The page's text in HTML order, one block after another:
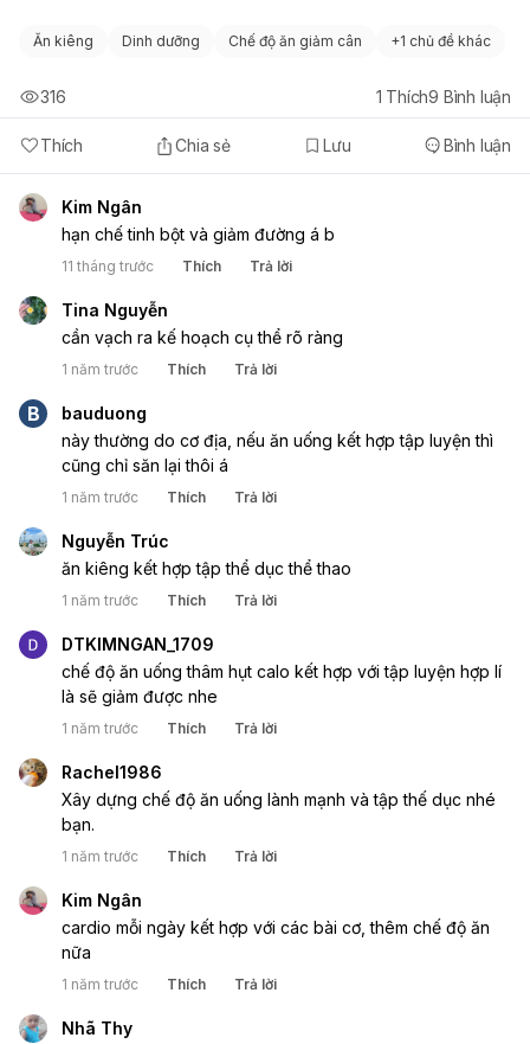
thực đơn phù hợp với thể trạng và nhu cầu của bạn.
Ngủ đủ giấc (9-10 tiếng/ngày) để hỗ trợ quá trình giảm
cân và phát triển.
Ăn kiêng Dinh dưỡng Chế độ ăn giảm cân +1 chủ đề khác
Thích Chia sẻ Lưu Bình luận
316 1 Thích9 Bình luận
Kim Ngân
hạn chế tinh bột và giảm đường á b
11 tháng trước Thích Trả lời
Tina Nguyễn
cần vạch ra kế hoạch cụ thể rõ ràng
1 năm trước Thích Trả lời
B
bauduong
này thường do cơ địa, nếu ăn uống kết hợp tập luyện thì
cũng chỉ săn lại thôi á
1 năm trước Thích Trả lời
Nguyễn Trúc
ăn kiêng kết hợp tập thể dục thể thao
1 năm trước Thích Trả lời
DTKIMNGAN_1709
chế độ ăn uống thâm hụt calo kết hợp với tập luyện hợp lí
là sẽ giảm được nhe
1 năm trước Thích Trả lời
Rachel1986
Xây dựng chế độ ăn uống lành mạnh và tập thế dục nhé
bạn.
1 năm trước Thích Trả lời
Kim Ngân
cardio mỗi ngày kết hợp với các bài cơ, thêm chế độ ăn
nữa
1 năm trước Thích Trả lời
Nhã Thy